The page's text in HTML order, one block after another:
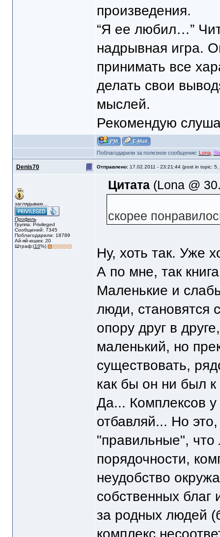
произведения.
“Я ее любил…”
надрывная игра.
принимать все
делать свои
мыслей.
Рекомендую
Поблагодарили за полезное сообщение: Lona,
Denis70 Отправлено: 17.02.2011 - 23:21:44 (post in topic: 5,
заглядываю...
Профиль
Группа: Privileged
Сообщений: 7345
Поблагодарили: 18789
Ай-яй-юшек: 20
Штраф:(10%)
Цитата(Lona @
скорее
Ну, хоть так. Уже
А по мне, так
Маленькие и
люди, становятся
опору друг в
маленький, но
существовать,
как бы он ни был
Да... Комплексов у
отбавляй... Но
"правильные", что
порядочности,
неудобство
собственных благ
за родных людей
комплекс